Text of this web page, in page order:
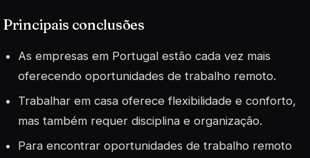
Principais conclusões
As empresas em Portugal estão cada vez mais
oferecendo oportunidades de trabalho remoto.
Trabalhar em casa oferece flexibilidade e conforto,
mas também requer disciplina e organização.
Para encontrar oportunidades de trabalho remoto